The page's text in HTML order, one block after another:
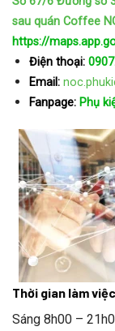
sau quán Coffee
https://
Điện thoại:
Email:
Fanpage:Phụ
Thời gian làm việc
Sáng 8h00 –